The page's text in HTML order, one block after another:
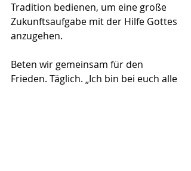
Tradition bedienen, um eine große
Zukunftsaufgabe mit der Hilfe Gottes
anzugehen.
Beten wir gemeinsam für den
Frieden. Täglich. „Ich bin bei euch alle